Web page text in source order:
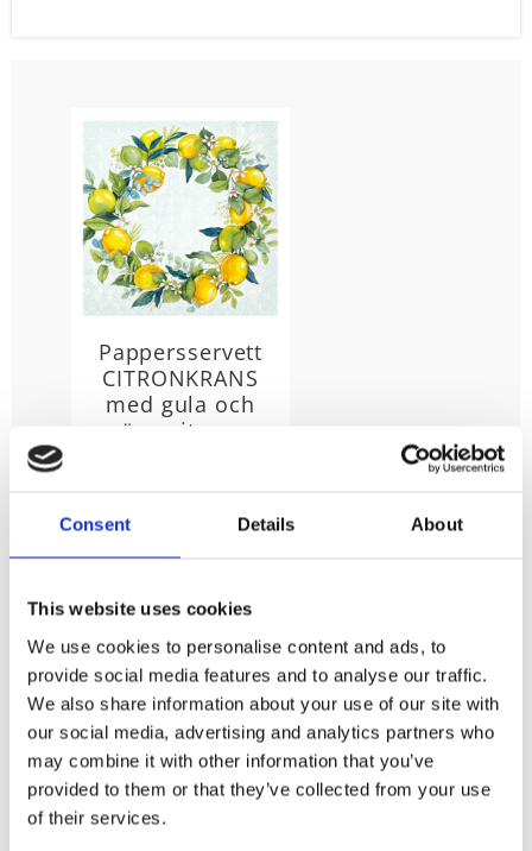
Consent Details About
This website uses cookies
We use cookies to personalise content and ads, to
provide social media features and to analyse our traffic.
We also share information about your use of our site with
our social media, advertising and analytics partners who
may combine it with other information that you’ve
provided to them or that they’ve collected from your use
of their services.
Pappersservett
CITRONKRANS
med gula och
gröna citroner,
bottenfärg
Stl: 33x33 cm,
en krans. 20st 3-lags
69 KR
Lägg till i favoriter
KÖP